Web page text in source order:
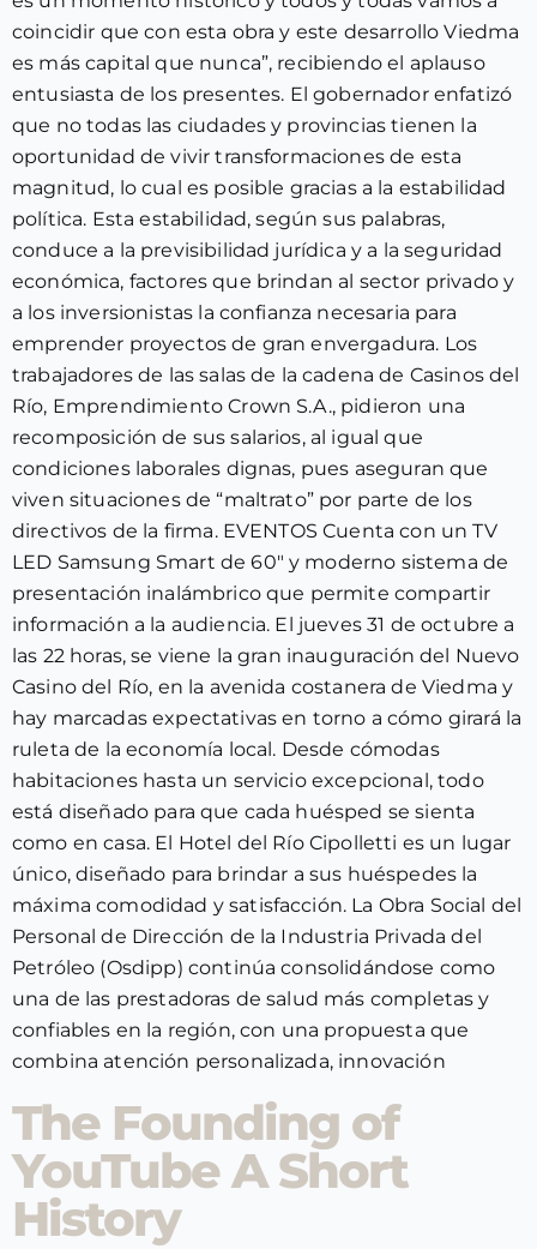
coincidir que con esta obra y este desarrollo Viedma
es más capital que nunca”, recibiendo el aplauso
entusiasta de los presentes. El gobernador enfatizó
que no todas las ciudades y provincias tienen la
oportunidad de vivir transformaciones de esta
magnitud, lo cual es posible gracias a la estabilidad
política. Esta estabilidad, según sus palabras,
conduce a la previsibilidad jurídica y a la seguridad
económica, factores que brindan al sector privado y
a los inversionistas la confianza necesaria para
emprender proyectos de gran envergadura. Los
trabajadores de las salas de la cadena de Casinos del
Río, Emprendimiento Crown S.A., pidieron una
recomposición de sus salarios, al igual que
condiciones laborales dignas, pues aseguran que
viven situaciones de “maltrato” por parte de los
directivos de la firma. EVENTOS Cuenta con un TV
LED Samsung Smart de 60″ y moderno sistema de
presentación inalámbrico que permite compartir
información a la audiencia. El jueves 31 de octubre a
las 22 horas, se viene la gran inauguración del Nuevo
Casino del Río, en la avenida costanera de Viedma y
hay marcadas expectativas en torno a cómo girará la
ruleta de la economía local. Desde cómodas
habitaciones hasta un servicio excepcional, todo
está diseñado para que cada huésped se sienta
como en casa. El Hotel del Río Cipolletti es un lugar
único, diseñado para brindar a sus huéspedes la
máxima comodidad y satisfacción. La Obra Social del
Personal de Dirección de la Industria Privada del
Petróleo (Osdipp) continúa consolidándose como
una de las prestadoras de salud más completas y
confiables en la región, con una propuesta que
combina atención personalizada, innovación
The Founding of
YouTube A Short
History